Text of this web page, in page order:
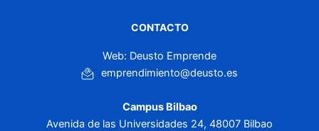
CONTACTO
Web: Deusto Emprende
emprendimiento@deusto.es
Campus Bilbao
Avenida de las Universidades 24, 48007 Bilbao